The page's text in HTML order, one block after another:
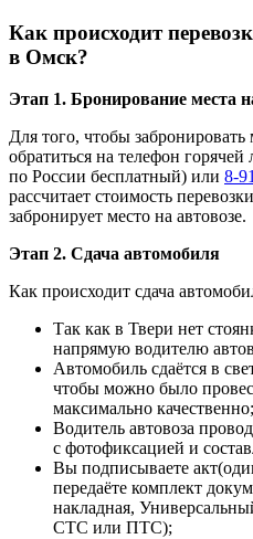
Как происходит
в Омск?
Этап 1. Бронирование места
Для того, чтобы
обратиться на телефон горячей
по России бесплатный) или 8-
рассчитает стоимость
забронирует место на автовозе.
Этап 2. Сдача автомобиля
Как происходит сдача
Так как в Твери нет
напрямую водителю
Автомобиль сдаётся в
чтобы можно было
максимально качественно;
Водитель автовоза
с фотофиксацией и
Вы подписываете
передаёте комплект
накладная,
СТС или ПТС);